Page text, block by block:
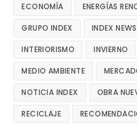
ECONOMÍA ENERGÍAS
GRUPO INDEX INDEX NEWS
INTERIORISMO INVIERNO
MEDIO AMBIENTE
NOTICIA INDEX OBRA
RECICLAJE